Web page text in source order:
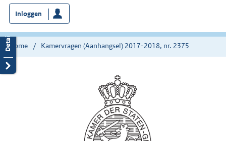
bent
nu
hier:
Inloggen
Home Kamervragen (Aanhangsel) 2017-2018, nr. 2375